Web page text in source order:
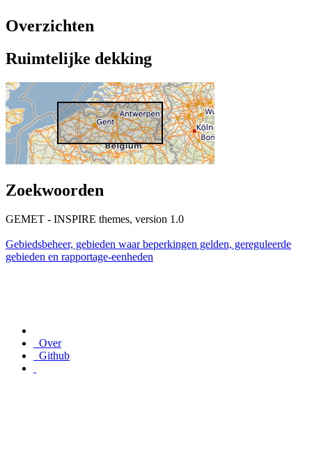
Overzichten
Ruimtelijke dekking
Zoekwoorden
GEMET - INSPIRE themes, version 1.0
Gebiedsbeheer, gebieden waar beperkingen gelden, gereguleerde
gebieden en rapportage-eenheden
Over
Github